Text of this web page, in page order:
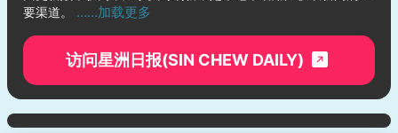
要渠道。 ……加载更多
访问星洲日报(SIN CHEW DAILY)